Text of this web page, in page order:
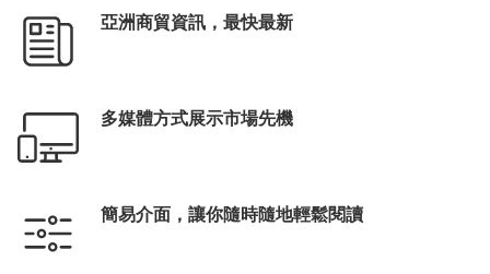
國際資訊科技博覽
亞洲商貿資訊，最快最新
多媒體方式展示市場先機
簡易介面，讓你隨時隨地輕鬆閱讀